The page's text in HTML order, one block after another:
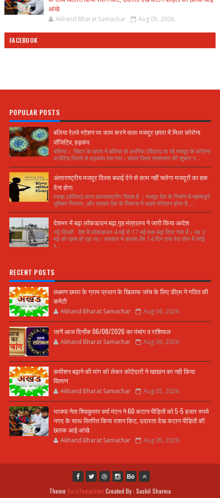
आंखे
Akhand Bharat Samachar Aug 05, 2026
FACEBOOK
POPULAR POSTS
बलिया रेलवे स्टेशन पर काम करने वाला मजदूर छपरा में मिला कोरोना
पॉजिटिव, हड़कंप
बलिया। बिहार के छपरा में बलिया से अररिया (बिहार) जा रहे मजदूर के कोरोना
पाजेटिव मिलने से हड़कम्प मच गया। छपरा जिला प्रशासन की सूचना प...
अंतरराष्ट्रीय मजदूर दिवस बधाई देने से काम नहीं चलेगा मजदूरों का हक
देना होगा
रसड़ा (बलिया) आज अंतरराष्ट्रीय दिवस है । मजदूर देश के निर्माण में महत्वपूर्ण
भूमिका निभाता ,और उसका देश के विकास में अहम योगदान होता है ,...
देशभर में बढ़ा लॉकडाउन बढ़ा,गृह मंत्रालय ने जारी किया आदेश
नई दिल्ली. देश में लॉकडाउन 4 मई से 17 मई तक बढ़ा दिया गया है। यह 3
मई को खत्म हो रहा था। सरकार ने बताया कि 14 दिन तक रेड जोन में कोई
र...
RECENT POSTS
लक्ष्मण छपरा के ग्राम प्रधान के खिलाफ जांच के लिए डीएम ने गठित की
कमेटी
Akhand Bharat Samachar Aug 06, 2026
जानें आज दिनाँक 06/08/2026 का पंचांग व राशिफल
Akhand Bharat Samachar Aug 06, 2026
कमीशन बढ़ाने की मांग को लेकर कोटेदारों ने खाद्यान का नही किया
वितरण
Akhand Bharat Samachar Aug 05, 2026
भाजपा नेता शिवकुमार वर्मा मंटन ने 60 कटान पीड़ितों को 5-5 हजार रुपये
नगद के साथ वितरित किया राशन किट, उदारता देख कटान पीड़ितों की
छलक आई आंखे
Akhand Bharat Samachar Aug 05, 2026
Theme SoraTemplates Created By : Sushil Sharma